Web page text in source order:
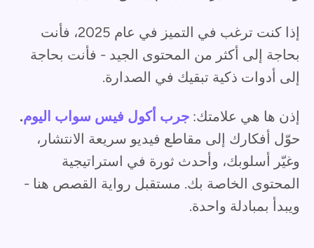
إذا كنت ترغب في التميز في عام 2025، فأنت
بحاجة إلى أكثر من المحتوى الجيد - فأنت بحاجة
إلى أدوات ذكية تبقيك في الصدارة.
إذن ها هي علامتك: جرب أكول فيس سواب اليوم.
حوّل أفكارك إلى مقاطع فيديو سريعة الانتشار،
وغيّر أسلوبك، وأحدث ثورة في استراتيجية
المحتوى الخاصة بك. مستقبل رواية القصص هنا -
ويبدأ بمبادلة واحدة.